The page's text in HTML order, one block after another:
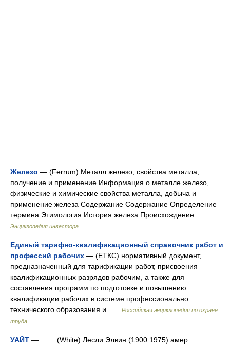
Железо — (Ferrum) Металл железо, свойства металла,
получение и применение Информация о металле железо,
физические и химические свойства металла, добыча и
применение железа Содержание Содержание Определение
термина Этимология История железа Происхождение… …
Энциклопедия инвестора
Единый тарифно-квалификационный справочник работ и
профессий рабочих — (ЕТКС) нормативный документ,
предназначенный для тарификации работ, присвоения
квалификационных разрядов рабочим, а также для
составления программ по подготовке и повышению
квалификации рабочих в системе профессионально
технического образования и …
Российская энциклопедия по охране
труда
УАЙТ — (White) Лесли Элвин (1900 1975) амер.